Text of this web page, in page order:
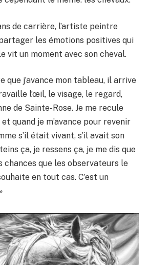
de carrière, l’artiste peintre
les émotions positives qui
vit un moment avec son cheval.
que j’avance mon tableau, il arrive
l’œil, le visage, le regard,
de Sainte-Rose. Je me recule
quand je m’avance pour revenir
s’il était vivant, s’il avait son
ça, je ressens ça, je me dis que
chances que les observateurs le
en tout cas. C’est un